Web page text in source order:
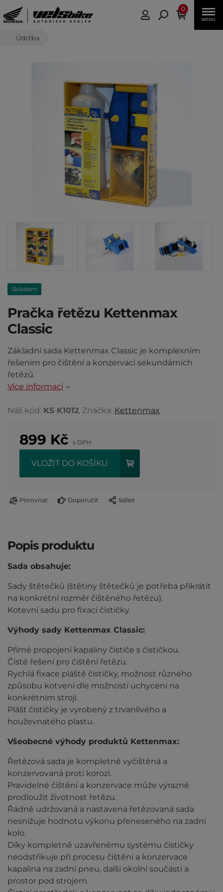
0
Údržba
Skladem
Pračka řetězu Kettenmax
Classic
Základní sada Kettenmax Classic je komplexním
řešením pro čištění a konzervaci sekundárních
řetězů.
Více informací
Náš kód: KS K1012, Značka: Kettenmax
899 Kč s DPH
VLOŽIT DO KOŠÍKU
Porovnat Doporučit Sdílet
Popis produktu
Sada obsahuje:
Sady štětečků (štětiny štětečků je potřeba přikrátit
na konkrétní rozměr čištěného řetězu).
Kotevní sadu pro fixaci čističky.
Výhody sady Kettenmax Classic:
Přímé propojení kapaliny čističe s čističkou.
Čisté řešení pro čištění řetězu.
Rychlá fixace pláště čističky, možnost různého
způsobu kotvení dle možností uchycení na
konkrétním stroji.
Plášť čističky je vyrobený z trvanlivého a
houževnatého plastu.
Všeobecné výhody produktů Kettenmax:
Řetězová sada je kompletně vyčištěná a
konzervovaná proti korozi.
Pravidelné čištění a konzervace může výrazně
prodloužit životnost řetězu.
Řádně udržovaná a nastavená řetězovaná sada
nesnižuje hodnotu výkonu přeneseného na zadní
kolo.
Díky kompletně uzavřenému systému čističky
neodstřikuje při procesu čištění a konzervace
kapalina na zadní pneu, další okolní součásti a
prostor pod strojem.